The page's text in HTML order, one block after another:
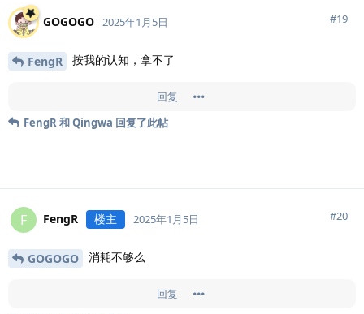
GOGOGO 2025年1月5日 #19
FengR 按我的认知，拿不了
回复
FengR和Qingwa 回复了此帖
F FengR 楼主 2025年1月5日 #20
GOGOGO 消耗不够么
回复